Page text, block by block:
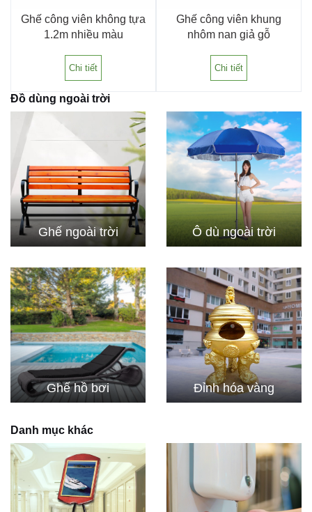
Ghế công viên không tựa
1.2m nhiều màu
Chi tiết
Ghế công viên khung
nhôm nan giả gỗ
Chi tiết
Đồ dùng ngoài trời
Ghế ngoài trời Ô dù ngoài trời
Ghế hồ bơi Đỉnh hóa vàng
Danh mục khác